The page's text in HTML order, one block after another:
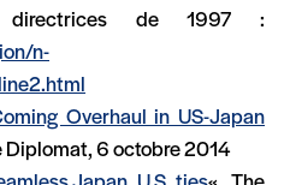
de 1997 :
n-
Overhaul in US-Japan
Diplomat, 6 octobre 2014